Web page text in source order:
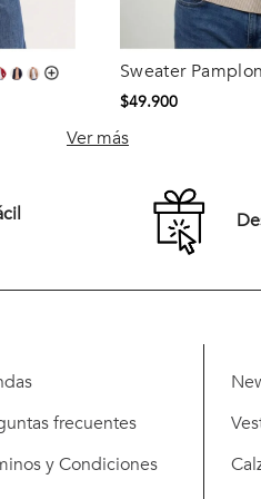
Sweater
$49.900
Talla
Ver más
frecuentes
y Condiciones